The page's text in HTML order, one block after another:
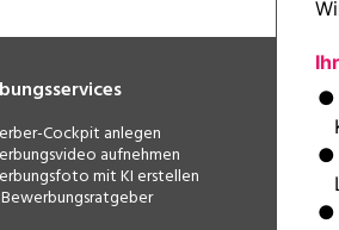
angesiedelt. Im hauseigenen
und weltweit renommierten
gebaut und an unsere
über uns finden
Cockpit anlegen
aufnehmen
mit KI erstellen